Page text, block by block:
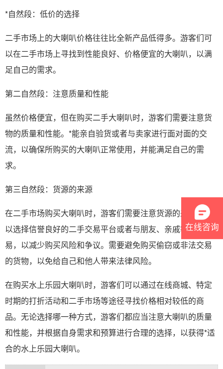
*自然段：低价的选择
二手市场上的大喇叭价格往往比全新产品低得多。游客们可
以在二手市场上寻找到性能良好、价格便宜的大喇叭，以满
足自己的需求。
第二自然段：注意质量和性能
虽然价格便宜，但在购买二手大喇叭时，游客们需要注意货
物的质量和性能。*能亲自验货或者与卖家进行面对面的交
流，以确保所购买的大喇叭正常使用，并能满足自己的需
求。
第三自然段：货源的来源
在二手市场购买大喇叭时，游客们需要注意货源的来源。可
以选择信誉良好的二手交易平台或者与朋友、亲戚等熟人交
易，以减少购买风险和争议。需要避免购买偷窃或非法交易
的货物，以免给自己和他人带来法律风险。
在购买水上乐园大喇叭时，游客们可以通过在线商城、特定
时期的打折活动和二手市场等途径寻找价格相对较低的商
品。无论选择哪一种方式，游客们都应当注意大喇叭的质量
和性能，并根据自身需求和预算进行合理的选择，以获得*适
合的水上乐园大喇叭。
在线咨询